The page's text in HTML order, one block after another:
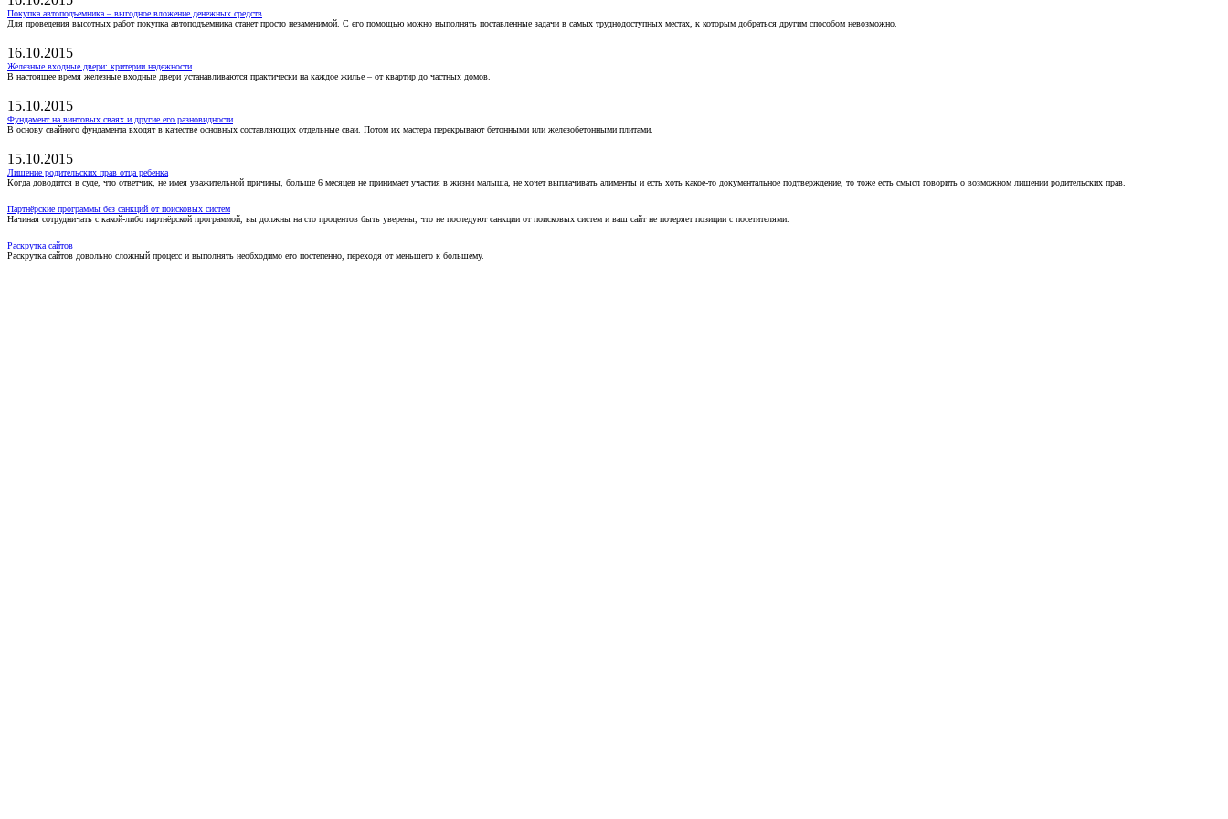
Покупка автоподъемника – выгодное вложение денежных средств
Для проведения высотных работ покупка автоподъемника станет просто незаменимой. С его помощью можно выполнять поставленные задачи в самых труднодоступных местах, к которым добраться другим способом невозможно.
16.10.2015
Железные входные двери: критерии надежности
В настоящее время железные входные двери устанавливаются практически на каждое жилье – от квартир до частных домов.
15.10.2015
Фундамент на винтовых сваях и другие его разновидности
В основу свайного фундамента входят в качестве основных составляющих отдельные сваи. Потом их мастера перекрывают бетонными или железобетонными плитами.
15.10.2015
Лишение родительских прав отца ребенка
Когда доводится в суде, что ответчик, не имея уважительной причины, больше 6 месяцев не принимает участия в жизни малыша, не хочет выплачивать алименты и есть хоть какое-то документальное подтверждение, то тоже есть смысл говорить о возможном лишении родительских прав.
Партнёрские программы без санкций от поисковых систем
Начиная сотрудничать с какой-либо партнёрской программой, вы должны на сто процентов быть уверены, что не последуют санкции от поисковых систем и ваш сайт не потеряет позиции с посетителями.
Раскрутка сайтов
Раскрутка сайтов довольно сложный процесс и выполнять необходимо его постепенно, переходя от меньшего к большему.